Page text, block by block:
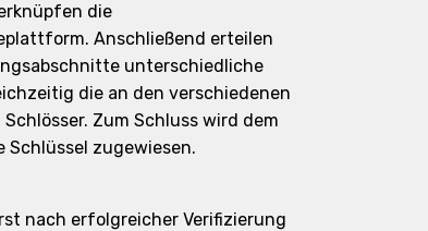
die
Anschließend erteilen
unterschiedliche
die an den verschiedenen
Zum Schluss wird dem
zugewiesen.
nach erfolgreicher Verifizierung